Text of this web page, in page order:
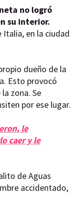
no logró
su interior.
Italia, en la ciudad
dueño de la
Esto provocó
zona. Se
por ese lugar.
le
caer y le
de Aguas
accidentado,